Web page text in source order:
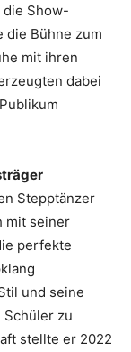
die Show-
die Bühne zum
mit ihren
dabei
Stepptänzer
mit seiner
perfekte
und seine
zu
stellte er 2022